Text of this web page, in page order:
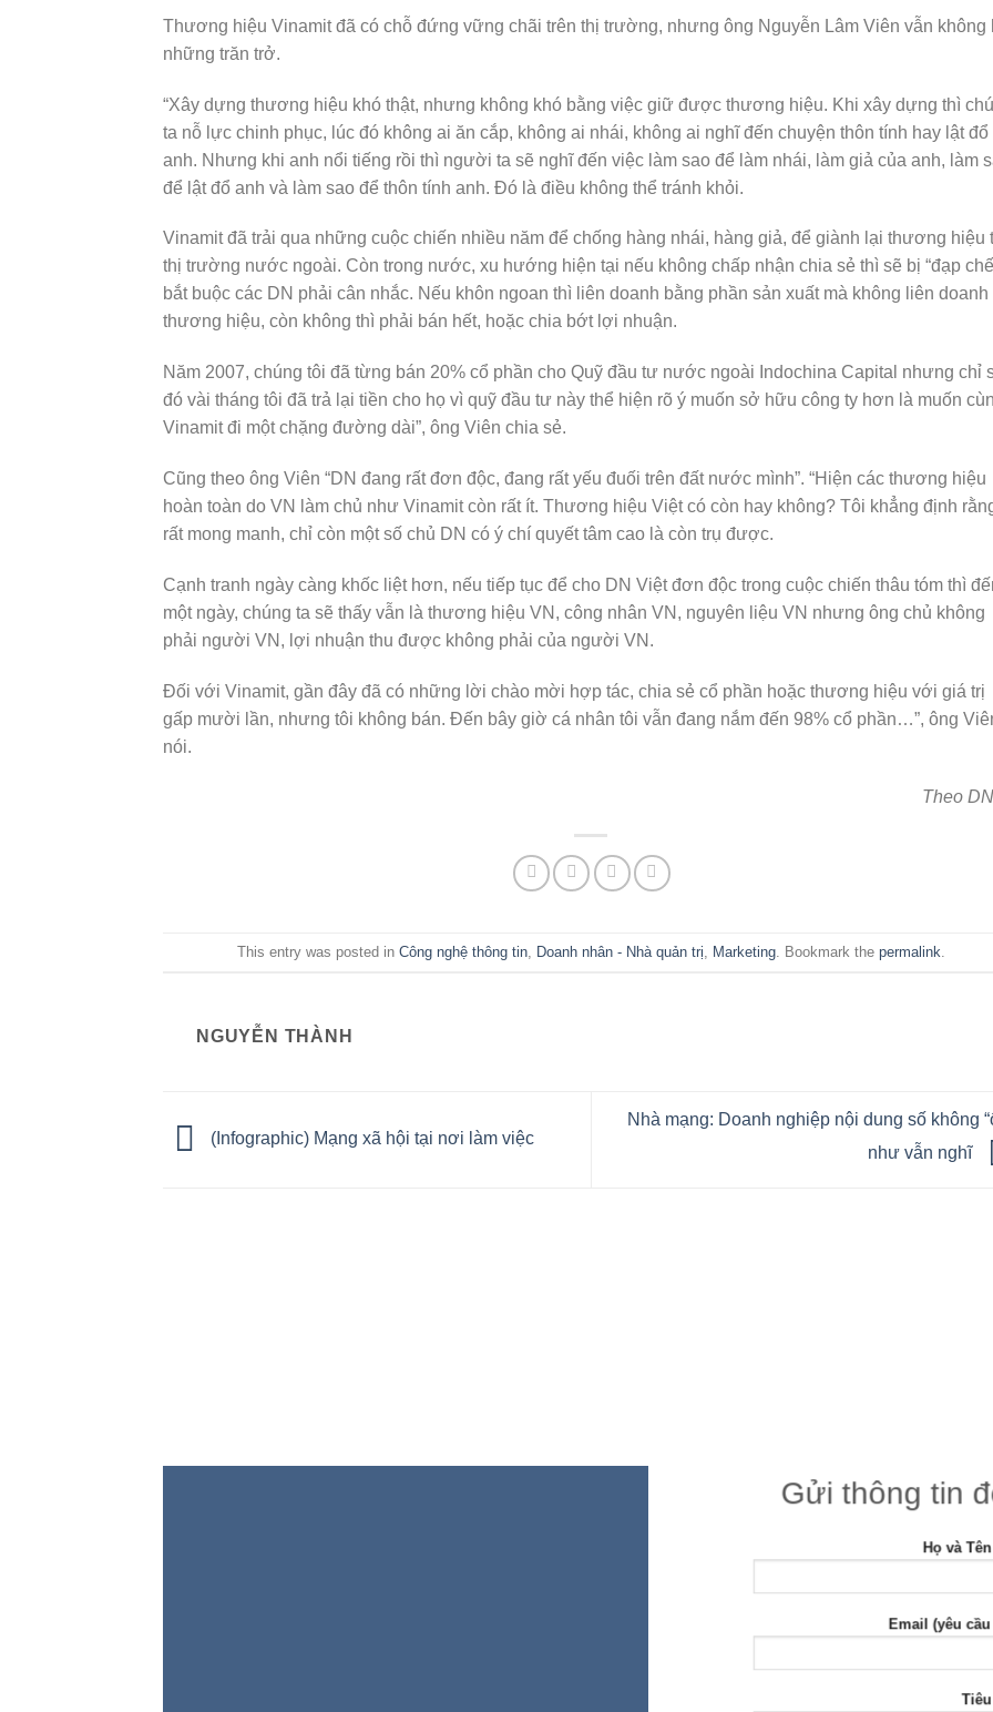
Thương hiệu Vinamit đã có chỗ đứng vững chãi trên thị trường, nhưng ông Nguyễn Lâm Viên vẫn không
những trăn trở.
“Xây dựng thương hiệu khó thật, nhưng không khó bằng việc giữ được thương hiệu. Khi xây dựng thì
ta nỗ lực chinh phục, lúc đó không ai ăn cắp, không ai nhái, không ai nghĩ đến chuyện thôn tính hay lật đổ
anh. Nhưng khi anh nổi tiếng rồi thì người ta sẽ nghĩ đến việc làm sao để làm nhái, làm giả của anh, làm
để lật đổ anh và làm sao để thôn tính anh. Đó là điều không thể tránh khỏi.
Vinamit đã trải qua những cuộc chiến nhiều năm để chống hàng nhái, hàng giả, để giành lại thương hiệu
thị trường nước ngoài. Còn trong nước, xu hướng hiện tại nếu không chấp nhận chia sẻ thì sẽ bị “đạp
bắt buộc các DN phải cân nhắc. Nếu khôn ngoan thì liên doanh bằng phần sản xuất mà không liên doanh
thương hiệu, còn không thì phải bán hết, hoặc chia bớt lợi nhuận.
Năm 2007, chúng tôi đã từng bán 20% cổ phần cho Quỹ đầu tư nước ngoài Indochina Capital nhưng chỉ
đó vài tháng tôi đã trả lại tiền cho họ vì quỹ đầu tư này thể hiện rõ ý muốn sở hữu công ty hơn là muốn
Vinamit đi một chặng đường dài”, ông Viên chia sẻ.
Cũng theo ông Viên “DN đang rất đơn độc, đang rất yếu đuối trên đất nước mình”. “Hiện các thương hiệu
hoàn toàn do VN làm chủ như Vinamit còn rất ít. Thương hiệu Việt có còn hay không? Tôi khẳng định
rất mong manh, chỉ còn một số chủ DN có ý chí quyết tâm cao là còn trụ được.
Cạnh tranh ngày càng khốc liệt hơn, nếu tiếp tục để cho DN Việt đơn độc trong cuộc chiến thâu tóm thì
một ngày, chúng ta sẽ thấy vẫn là thương hiệu VN, công nhân VN, nguyên liệu VN nhưng ông chủ không
phải người VN, lợi nhuận thu được không phải của người VN.
Đối với Vinamit, gần đây đã có những lời chào mời hợp tác, chia sẻ cổ phần hoặc thương hiệu với giá trị
gấp mười lần, nhưng tôi không bán. Đến bây giờ cá nhân tôi vẫn đang nắm đến 98% cổ phần…”, ông
nói.
Theo
This entry was posted in Công nghệ thông tin, Doanh nhân - Nhà quản trị Marketing. Bookmark the permalink
NGUYỄN THÀNH
(Infographic) Mạng xã hội tại nơi làm việc
Nhà mạng: Doanh nghiệp nội dung số không
như vẫn nghĩ
Gửi thông tin
Họ và
Email (yêu